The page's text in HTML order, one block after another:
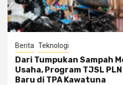
Berita Teknologi
Dari Tumpukan Sampah
Usaha, Program TJSL
Baru di TPA Kawatuna